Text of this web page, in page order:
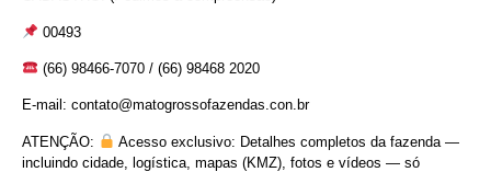
00493
(66) 98466-7070 / (66) 98468 2020
E-mail: contato@matogrossofazendas.con.br
ATENÇÃO:
Acesso exclusivo: Detalhes completos da fazenda —
incluindo cidade, logística, mapas (KMZ), fotos e vídeos — só